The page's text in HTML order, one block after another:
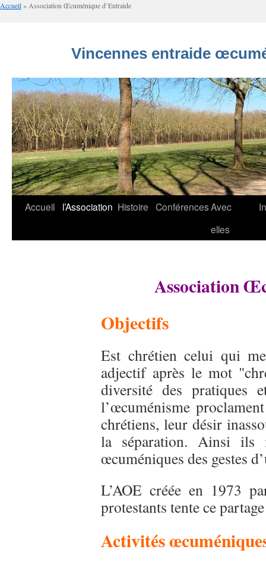
Accueil» Association Œcuménique d’Entraide
Vincennes entraide
Aller
Accueil l’Association Histoire ConférencesAvec
elles
Association
Objectifs
Est chrétien celui qui
adjectif après le mot
diversité des pratiques
l’œcuménisme
chrétiens, leur désir
la séparation. Ainsi ils
œcuméniques des gestes
L’AOE créée en 1973
protestants tente ce
Activités